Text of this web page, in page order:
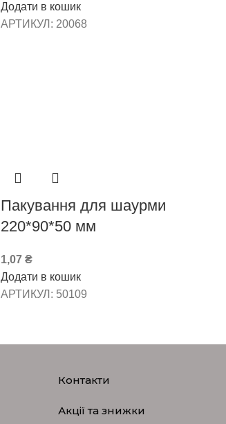
Додати в кошик
АРТИКУЛ: 20068
Пакування для шаурми
220*90*50 мм
1,07 ₴
Додати в кошик
АРТИКУЛ: 50109
Контакти
Акції та знижки